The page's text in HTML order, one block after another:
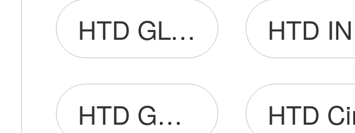
HTD GLOBAL CO.,LIMITED
HTD GROUP CO.,LIMITED